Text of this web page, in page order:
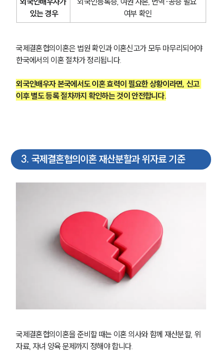
있는 경우
여부 확인
국제결혼협의이혼은 법원 확인과 이혼신고가 모두 마무리되어야
한국에서의 이혼 절차가 정리됩니다.
외국인배우자 본국에서도 이혼 효력이 필요한 상황이라면, 신고
이후 별도 등록 절차까지 확인하는 것이 안전합니다.
3. 국제결혼협의이혼 재산분할과 위자료 기준
국제결혼협의이혼을 준비할 때는 이혼 의사와 함께 재산분할, 위
자료, 자녀 양육 문제까지 정해야 합니다.